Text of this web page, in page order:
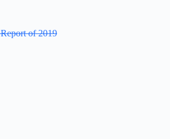
of 2019